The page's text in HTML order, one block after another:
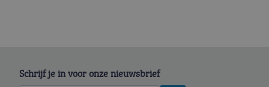
Schrijf je in voor onze nieuwsbrief